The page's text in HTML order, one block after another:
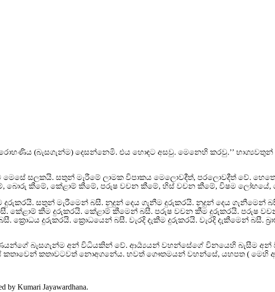
(බැසගැන්ම) දෙසන්නෙමි. එය හොඳට අසවු. මෙනෙහි කරවු.’’
මෙසේ සලකයි. සතුන් මැරීමේ ලාමක විපාකය මෙලොවදීත්, පරලොවදීත් වේ.
බොරු කීමේ, කේළාම් කීමේ, පරුෂ වචන කීමේ, හිස් වචන කීමේ, විෂම ලෝභයේ,
දුරුකරයි. සතුන් මැරීමෙන් බසී. නුදුන් දෙය ගැනීම දුරුකරයි. නුදුන් දෙය ගැනීමෙන්
කේළාම් කීම දුරුකරයි. කේළාම් කීමෙන් බසී. පරුෂ වචන කීම දුරුකරයි. පරුෂ
ක්‍රොධය දුරුකරයි. ක්‍රොධයෙන් බසී. වැරදි දැකීම දුරුකරයි. වැරදි දැකීමෙන්
බැසගැන්ම අන් විධියකින් වේ. ආර්‍ය්‍යයන් වහන්සේගේ විනයෙහි බැසීම
කතාවටවත් නොඅගනේය. භවත් ගෞතමයන් වහන්සේ, යහපත ( මෙහි
by Kumari Jayawardhana.